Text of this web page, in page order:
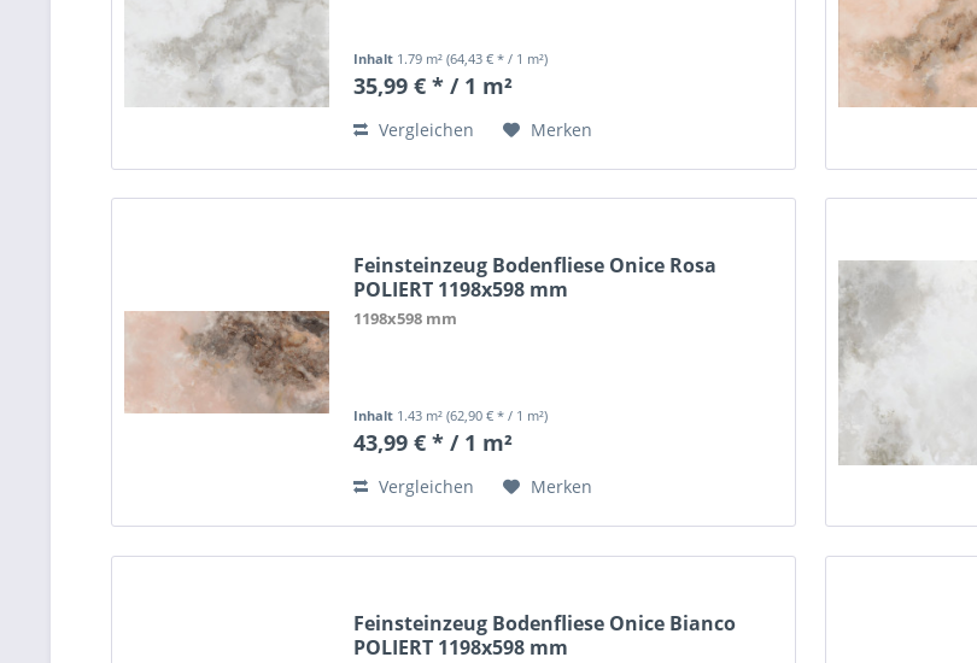
Inhalt 1.79 m²(64,43 € * / 1 m²)
35,99 € * / 1 m²
Vergleichen Merken
Feinsteinzeug Bodenfliese Onice Rosa
POLIERT 1198x598 mm
1198x598 mm
Inhalt 1.43 m²(62,90 € * / 1 m²)
43,99 € * / 1 m²
Vergleichen Merken
Feinsteinzeug Bodenfliese Onice Bianco
POLIERT 1198x598 mm